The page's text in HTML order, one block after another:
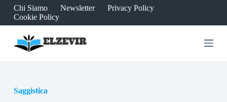
S
l
n
Chi Siamo Newsletter
Privacy Policy
Cookie Policy
Saggistica